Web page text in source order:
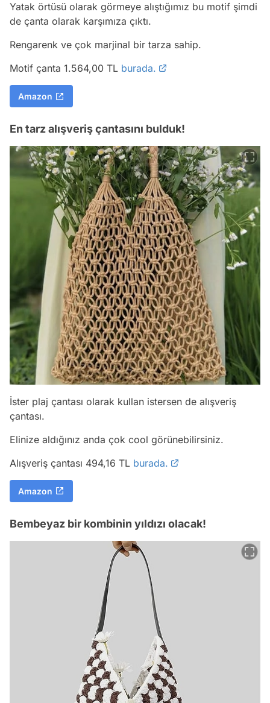
Yatak örtüsü olarak görmeye alıştığımız bu motif şimdi
de çanta olarak karşımıza çıktı.
Rengarenk ve çok marjinal bir tarza sahip.
Motif çanta 1.564,00 TL burada.
Amazon
En tarz alışveriş çantasını bulduk!
İster plaj çantası olarak kullan istersen de alışveriş
çantası.
Elinize aldığınız anda çok cool görünebilirsiniz.
Alışveriş çantası 494,16 TL burada.
Amazon
Bembeyaz bir kombinin yıldızı olacak!